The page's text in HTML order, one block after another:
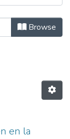
de
Browse
en la